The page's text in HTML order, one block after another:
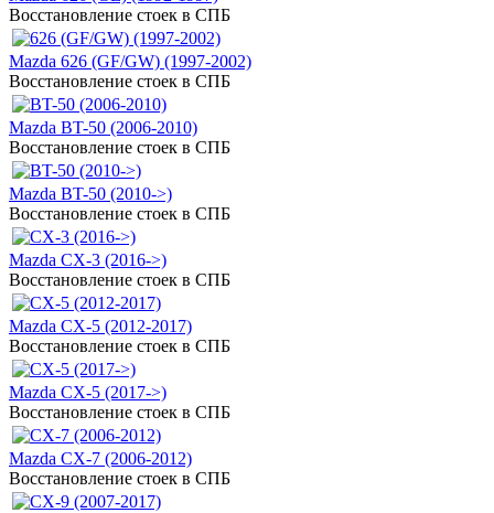
Восстановление стоек в СПБ
Mazda 626 (GF/GW) (1997-2002)
Восстановление стоек в СПБ
Mazda BT-50 (2006-2010)
Восстановление стоек в СПБ
Mazda BT-50 (2010->)
Восстановление стоек в СПБ
Mazda CX-3 (2016->)
Восстановление стоек в СПБ
Mazda CX-5 (2012-2017)
Восстановление стоек в СПБ
Mazda CX-5 (2017->)
Восстановление стоек в СПБ
Mazda CX-7 (2006-2012)
Восстановление стоек в СПБ